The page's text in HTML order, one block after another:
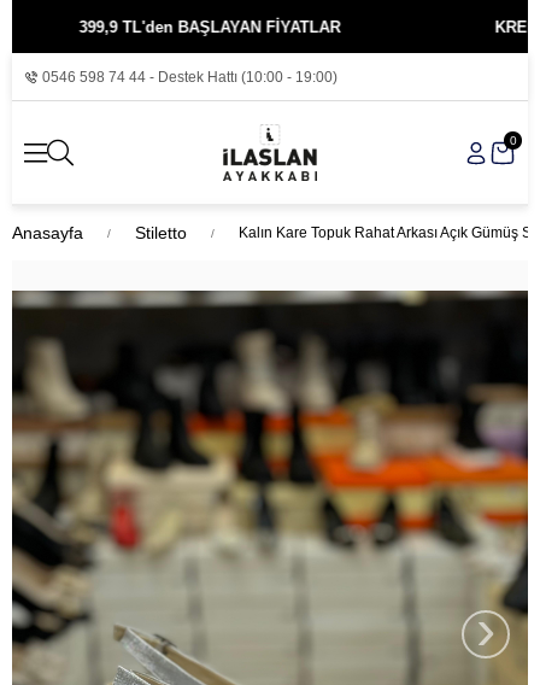
399,9 TL'den BAŞLAYAN FİYATLAR KREDİ
0546 598 74 44 - Destek Hattı (10:00 - 19:00)
0
Anasayfa Stiletto Kalın Kare Topuk Rahat Arkası Açık Gümüş
›